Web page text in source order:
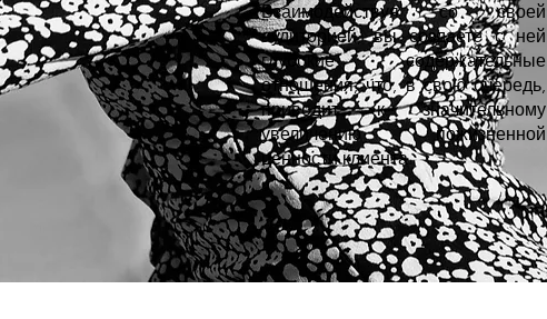
Взаимодействуя со своей
аудиторией, вы создаете с ней
глубокие, содержательные
отношения, что, в свою очередь,
приводит к значительному
увеличению пожизненной
ценности клиента.